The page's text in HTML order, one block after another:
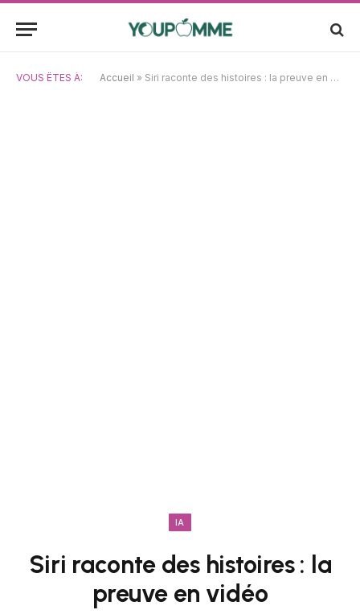
VOUS ÊTES À: Accueil » Siri raconte des histoires : la preuve en vidéo
IA
Siri raconte des histoires : la
preuve en vidéo